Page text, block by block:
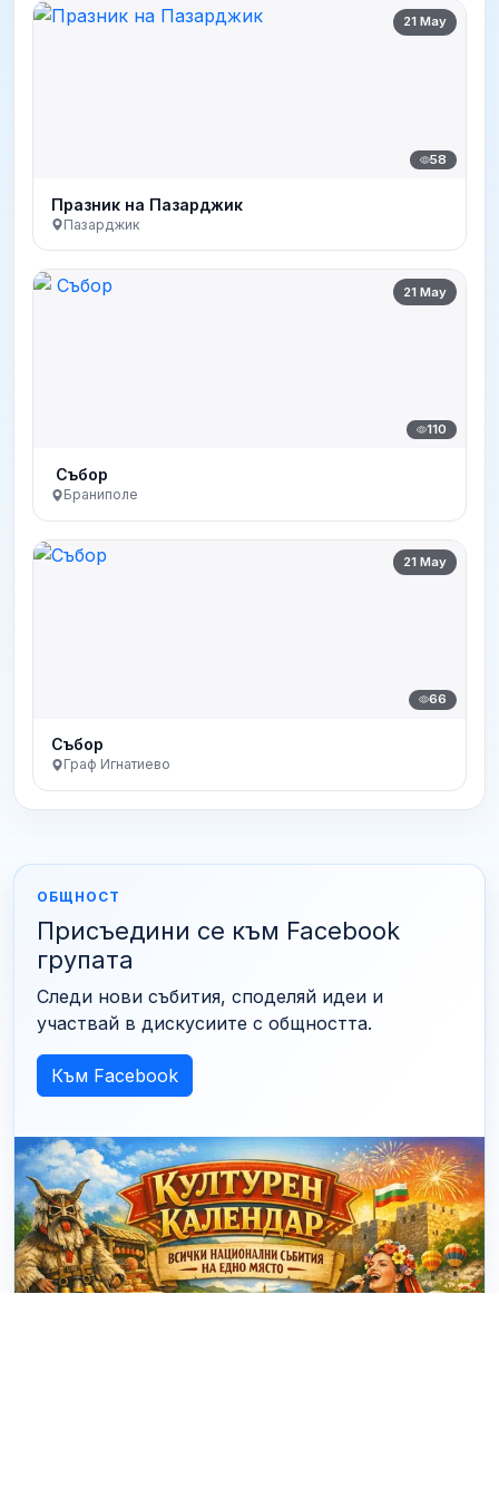
21 May
58
Празник на Пазарджик
Пазарджик
21 May
110
Събор
Браниполе
21 May
66
Събор
Граф Игнатиево
ОБЩНОСТ
Присъедини се към Facebook
групата
Следи нови събития, споделяй идеи и
участвай в дискусиите с общността.
Към Facebook